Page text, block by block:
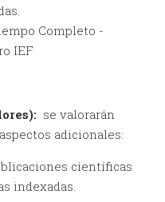
Completo -
IEF
se valorarán
adicionales:
científicas
indexadas.